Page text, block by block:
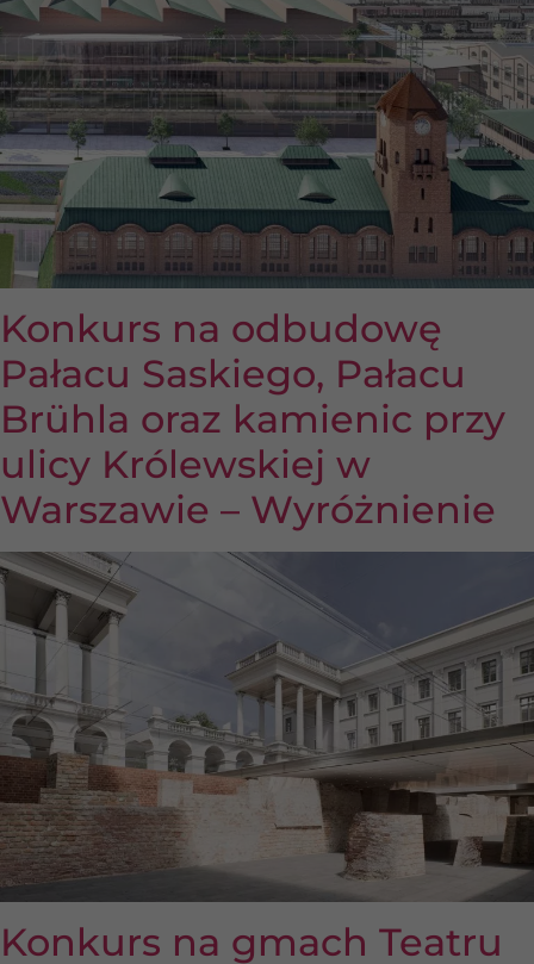
Konkurs na odbudowę
Pałacu Saskiego, Pałacu
Brühla oraz kamienic przy
ulicy Królewskiej w
Warszawie – Wyróżnienie
Konkurs na gmach Teatru